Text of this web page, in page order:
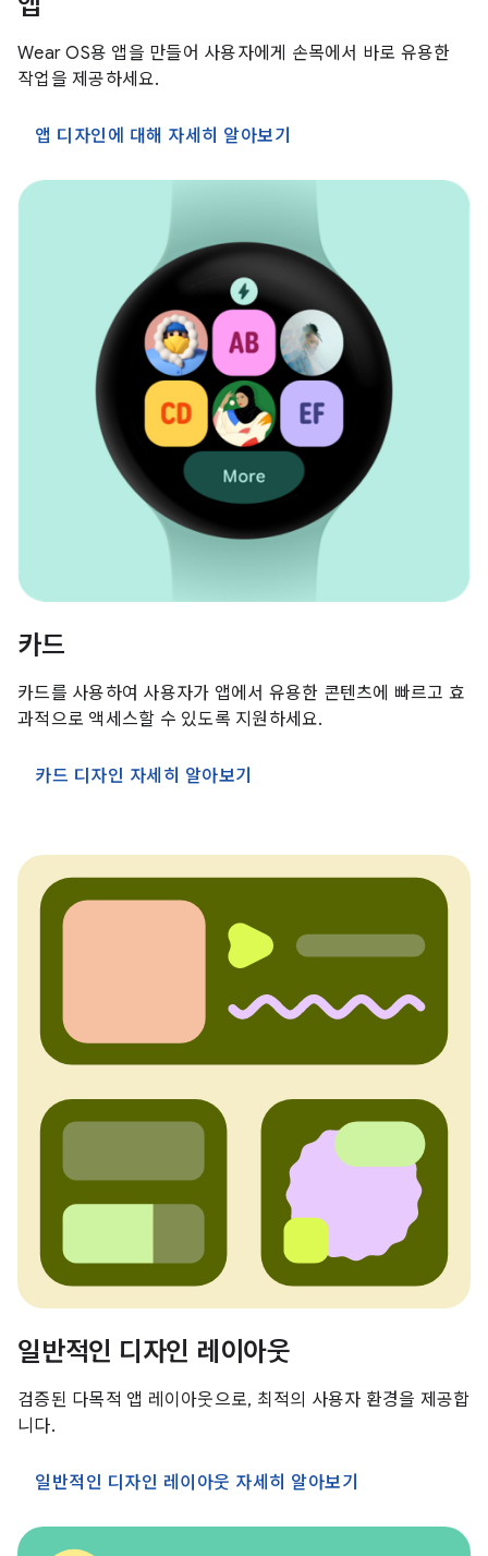
Wear OS용 앱을 만들어 사용자에게 손목에서 바로 유용한
작업을 제공하세요.
앱 디자인에 대해 자세히 알아보기
카드
카드를 사용하여 사용자가 앱에서 유용한 콘텐츠에 빠르고 효
과적으로 액세스할 수 있도록 지원하세요.
카드 디자인 자세히 알아보기
일반적인 디자인 레이아웃
검증된 다목적 앱 레이아웃으로, 최적의 사용자 환경을 제공합
니다.
일반적인 디자인 레이아웃 자세히 알아보기